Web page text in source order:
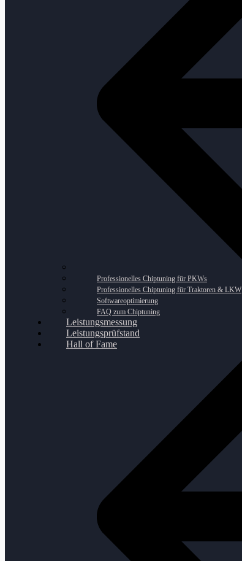
Professionelles Chiptuning für PKWs
Professionelles Chiptuning für Traktoren & LKW
Softwareoptimierung
FAQ zum Chiptuning
Leistungsmessung
Leistungsprüfstand
Hall of Fame